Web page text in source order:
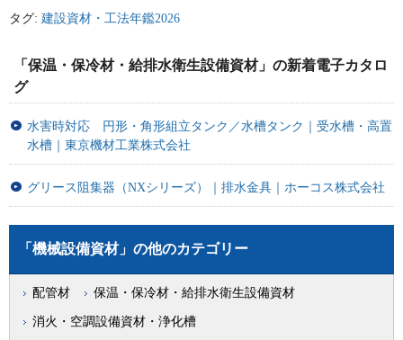
タグ: 建設資材・工法年鑑2026
「保温・保冷材・給排水衛生設備資材」の新着電子カタロ
グ
水害時対応 円形・角形組立タンク／水槽タンク｜受水槽・高置
水槽｜東京機材工業株式会社
グリース阻集器（NXシリーズ）｜排水金具｜ホーコス株式会社
「機械設備資材」の他のカテゴリー
配管材 保温・保冷材・給排水衛生設備資材
消火・空調設備資材・浄化槽